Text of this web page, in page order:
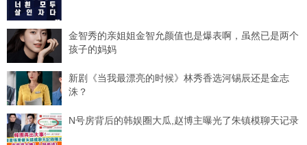
金智秀的亲姐姐金智允颜值也是爆表啊，虽然已是两个
孩子的妈妈
新剧《当我最漂亮的时候》林秀香选河锡辰还是金志
洙？
N号房背后的韩娱圈大瓜,赵博主曝光了朱镇模聊天记录